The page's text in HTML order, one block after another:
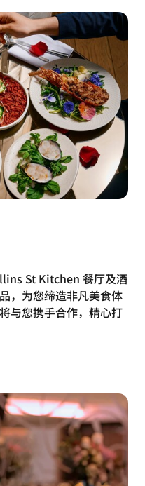
St Kitchen 餐厅及酒
，为您缔造非凡美食体
与您携手合作，精心打